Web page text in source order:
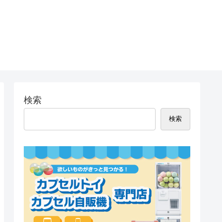
検索
検索